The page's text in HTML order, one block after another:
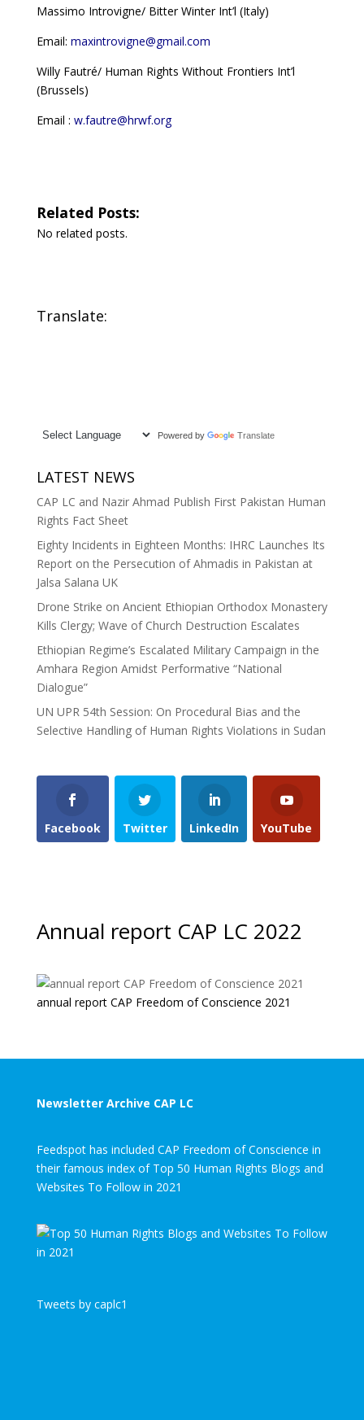
Massimo Introvigne/ Bitter Winter Int’l (Italy)
Email: maxintrovigne@gmail.com
Willy Fautré/ Human Rights Without Frontiers Int’l
(Brussels)
Email : w.fautre@hrwf.org
Related Posts:
No related posts.
Translate:
Powered by Translate
LATEST NEWS
CAP LC and Nazir Ahmad Publish First Pakistan Human
Rights Fact Sheet
Eighty Incidents in Eighteen Months: IHRC Launches Its
Report on the Persecution of Ahmadis in Pakistan at
Jalsa Salana UK
Drone Strike on Ancient Ethiopian Orthodox Monastery
Kills Clergy; Wave of Church Destruction Escalates
Ethiopian Regime’s Escalated Military Campaign in the
Amhara Region Amidst Performative “National
Dialogue”
UN UPR 54th Session: On Procedural Bias and the
Selective Handling of Human Rights Violations in Sudan
Facebook Twitter LinkedIn YouTube
Annual report CAP LC 2022
annual report CAP Freedom of Conscience 2021
Newsletter Archive CAP LC
Feedspot has included CAP Freedom of Conscience in
their famous index of Top 50 Human Rights Blogs and
Websites To Follow in 2021
Tweets by caplc1